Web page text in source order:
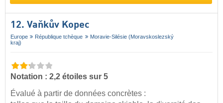
12. Vaňkův Kopec
Europe République tchèque
Moravie-Silésie (Moravskoslezský
kraj)
Notation : 2,2 étoiles sur 5
Évalué à partir de données concrètes :